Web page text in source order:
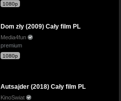
1080p
Dom zły (2009) Cały film PL
Media4fun
premium
1080p
Autsajder (2018) Cały film PL
KinoSwiat